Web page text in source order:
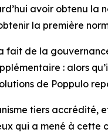
avoir obtenu la
la première
fait de la
: alors
de Poppulo
tiers accrédité,
qui a mené à